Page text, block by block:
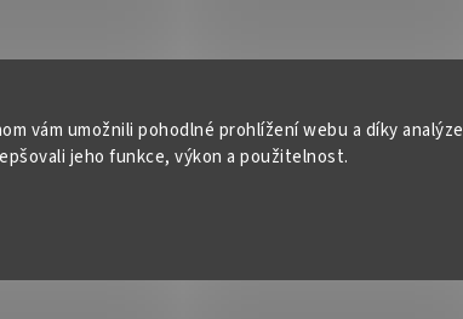
vám umožnili pohodlné prohlížení webu a díky analýze
jeho funkce, výkon a použitelnost.